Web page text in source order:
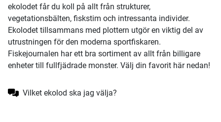
ekolodet får du koll på allt från strukturer,
vegetationsbälten, fiskstim och intressanta individer.
Ekolodet tillsammans med plottern utgör en viktig del av
utrustningen för den moderna sportfiskaren.
Fiskejournalen har ett bra sortiment av allt från billigare
enheter till fullfjädrade monster. Välj din favorit här nedan!
Vilket ekolod ska jag välja?